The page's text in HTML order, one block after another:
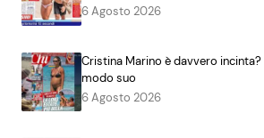
6 Agosto 2026
Cristina Marino è davvero
modo suo
6 Agosto 2026